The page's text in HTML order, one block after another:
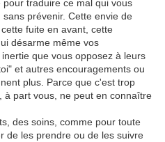
traduire ce mal qui vous
prévenir. Cette envie de
fuite en avant, cette
désarme même vos
que vous opposez à leurs
et autres encouragements ou
plus. Parce que c'est trop
à part vous, ne peut en connaître
des soins, comme pour toute
de les prendre ou de les suivre